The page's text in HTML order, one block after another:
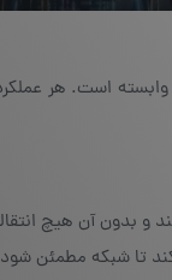
است. هر عملکرد
بدون آن هیچ
تا شبکه مطمئن